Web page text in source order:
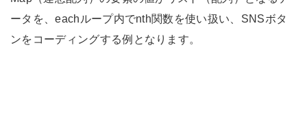
ータを、eachループ内でnth関数を使い扱い、SNSボタ
ンをコーディングする例となります。